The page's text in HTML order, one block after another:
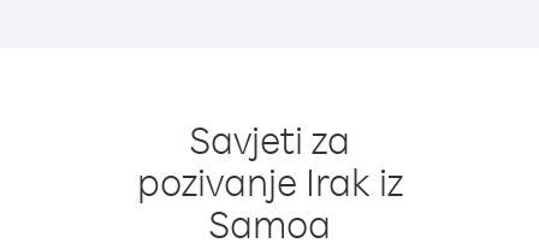
Savjeti za
pozivanje Irak iz
Samoa